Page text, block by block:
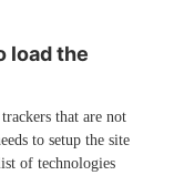
load the
that are not
to setup the site
of technologies